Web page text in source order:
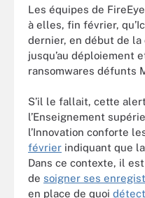
Les équipes de
à elles, fin février,
dernier, en début de la
jusqu’au déploiement
ransomwares défunts
S’il le fallait, cette
l’Enseignement
l’Innovation conforte
février indiquant que
Dans ce contexte, il
de soigner ses
en place de quoi